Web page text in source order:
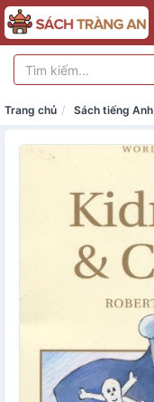
Trang chủ Sách tiếng Anh